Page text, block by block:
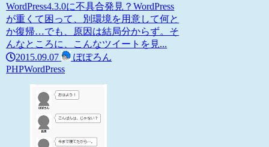
WordPress4.3.0に不具合発見？WordPress
が重くて困って、別環境を用意して何と
か復帰…でも、原因は結局分からず。そ
んなところに、こんなツイートを見...
2015.09.07
ぽぽろん
PHPWordPress